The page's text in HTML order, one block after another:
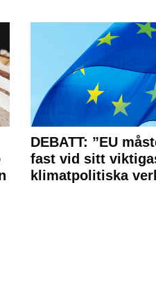
DEBATT: ”EU
fast vid sitt
klimatpolitiska